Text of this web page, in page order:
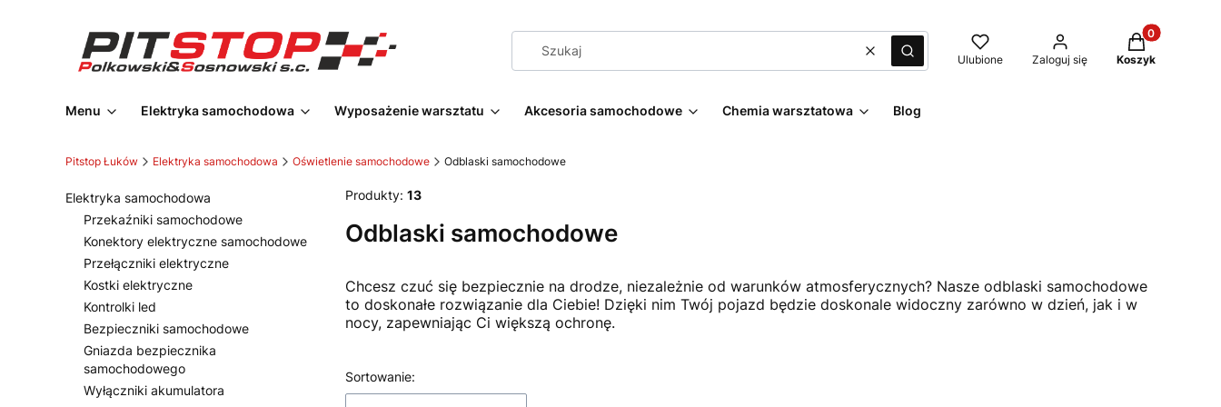
WyczyśćSzukaj Ulubione Zaloguj się
Produkty w
Koszyk
Menu Elektryka samochodowa Wyposażenie warsztatu Akcesoria samochodowe Chemia warsztatowa Blog
Pitstop Łuków Elektryka samochodowa Oświetlenie samochodowe Odblaski samochodowe
Elektryka samochodowa
Przekaźniki samochodowe
Konektory elektryczne samochodowe
Przełączniki elektryczne
Kostki elektryczne
Kontrolki led
Bezpieczniki samochodowe
Gniazda bezpiecznika
samochodowego
Wyłączniki akumulatora
Produkty: 13
Odblaski samochodowe
Chcesz czuć się bezpiecznie na drodze, niezależnie od warunków atmosferycznych? Nasze odblaski samochodowe
to doskonałe rozwiązanie dla Ciebie! Dzięki nim Twój pojazd będzie doskonale widoczny zarówno w dzień, jak i w
nocy, zapewniając Ci większą ochronę.
Lista produktów
Sortowanie: